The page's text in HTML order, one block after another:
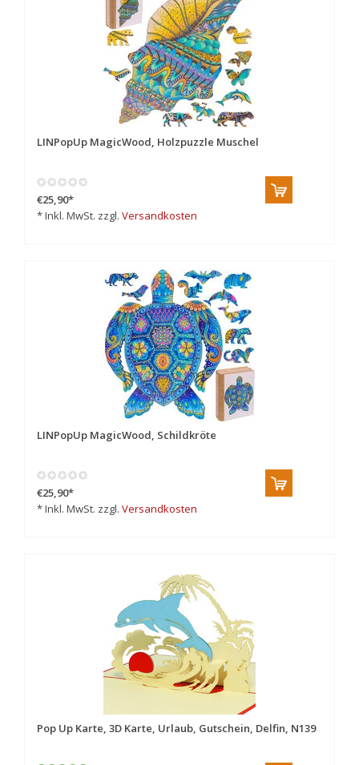
LINPopUp MagicWood, Holzpuzzle Muschel
€25,90*
* Inkl. MwSt. zzgl. Versandkosten
LINPopUp MagicWood, Schildkröte
€25,90*
* Inkl. MwSt. zzgl. Versandkosten
Pop Up Karte, 3D Karte, Urlaub, Gutschein, Delfin, N139